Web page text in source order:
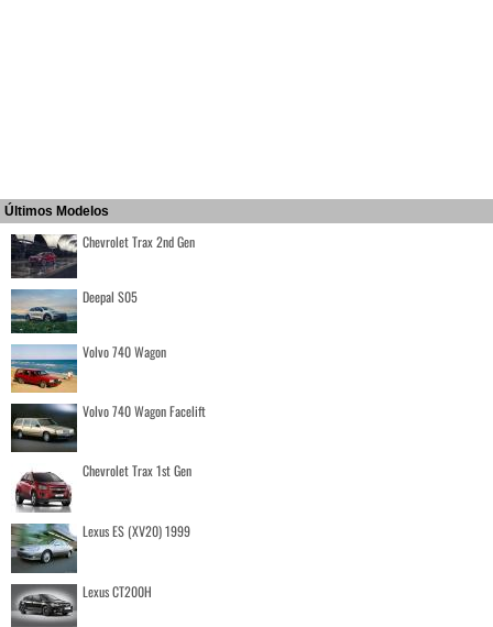
Últimos Modelos
Chevrolet Trax 2nd Gen
Deepal S05
Volvo 740 Wagon
Volvo 740 Wagon Facelift
Chevrolet Trax 1st Gen
Lexus ES (XV20) 1999
Lexus CT200H